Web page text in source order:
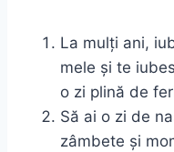
La mulți ani,
mele și te
o zi plină de
Să ai o zi de
zâmbete și